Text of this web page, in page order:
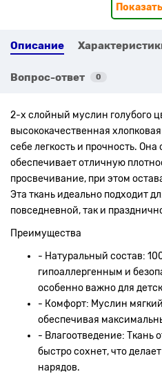
Описание
Вопрос-ответ 0
2-х слойный муслин голубого
высококачественная
себе легкость и прочность. Она
обеспечивает отличную
просвечивание, при этом
Эта ткань идеально подходит
повседневной, так и
Преимущества
- Натуральный состав:
гипоаллергенным и
особенно важно для
- Комфорт: Муслин
обеспечивая
- Влагоотведение: Ткань
быстро сохнет, что
нарядов.